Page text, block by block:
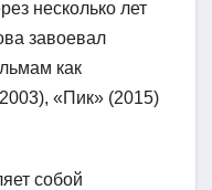
несколько лет
завоевал
как
«Пик» (2015)
собой